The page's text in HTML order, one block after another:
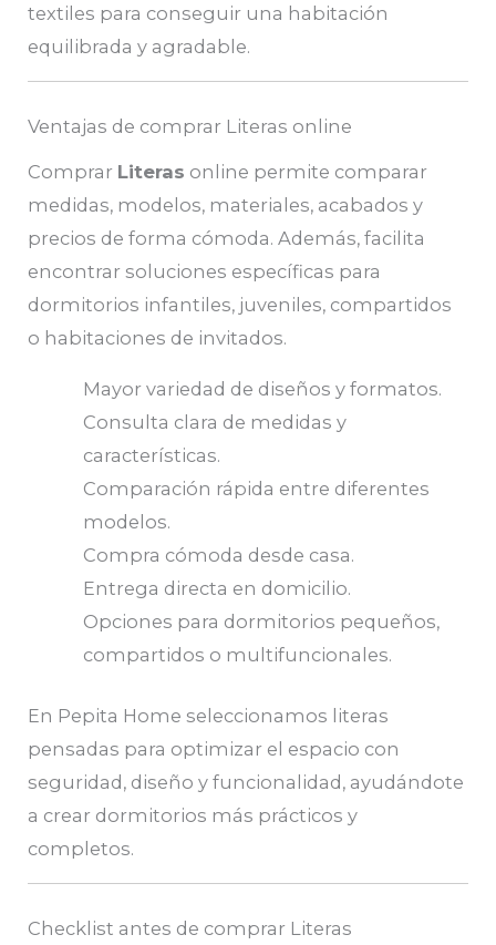
textiles para conseguir una habitación
equilibrada y agradable.
Ventajas de comprar Literas online
Comprar Literas online permite comparar
medidas, modelos, materiales, acabados y
precios de forma cómoda. Además, facilita
encontrar soluciones específicas para
dormitorios infantiles, juveniles, compartidos
o habitaciones de invitados.
Mayor variedad de diseños y formatos.
Consulta clara de medidas y
características.
Comparación rápida entre diferentes
modelos.
Compra cómoda desde casa.
Entrega directa en domicilio.
Opciones para dormitorios pequeños,
compartidos o multifuncionales.
En Pepita Home seleccionamos literas
pensadas para optimizar el espacio con
seguridad, diseño y funcionalidad, ayudándote
a crear dormitorios más prácticos y
completos.
Checklist antes de comprar Literas